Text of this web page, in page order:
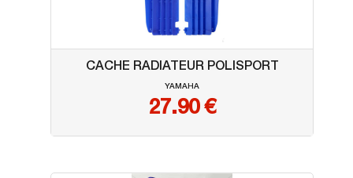
CACHE RADIATEUR POLISPORT
YAMAHA
27.90€